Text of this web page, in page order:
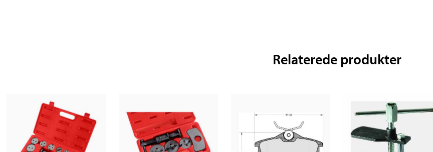
Relaterede produkter